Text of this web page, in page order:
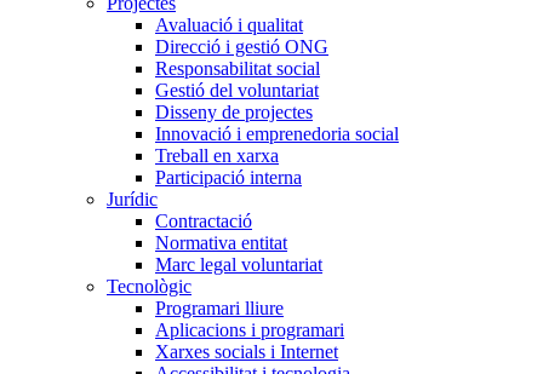
Avaluació i qualitat
Direcció i gestió ONG
Responsabilitat social
Gestió del voluntariat
Disseny de projectes
Innovació i emprenedoria social
Treball en xarxa
Participació interna
Jurídic
Contractació
Normativa entitat
Marc legal voluntariat
Tecnològic
Programari lliure
Aplicacions i programari
Xarxes socials i Internet